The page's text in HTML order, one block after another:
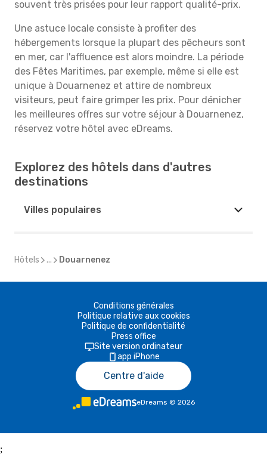
souvent très prisées pour leur rapport qualité-prix.
Une astuce locale consiste à profiter des
hébergements lorsque la plupart des pêcheurs sont
en mer, car l'affluence est alors moindre. La période
des Fêtes Maritimes, par exemple, même si elle est
unique à Douarnenez et attire de nombreux
visiteurs, peut faire grimper les prix. Pour dénicher
les meilleures offres sur votre séjour à Douarnenez,
réservez votre hôtel avec eDreams.
Explorez des hôtels dans d'autres
destinations
Villes populaires
Hôtels ... Douarnenez
Conditions générales
Politique relative aux cookies
Politique de confidentialité
Press office
Site version ordinateur
app iPhone
Centre d'aide
eDreams © 2026
;